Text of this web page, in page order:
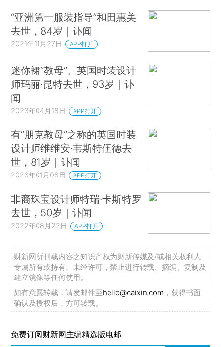
“亚洲第一服装指导”和田惠美
去世，84岁｜讣闻
2021年11月27日 APP打开
迷你裙“教母”、英国时装设计
师玛丽·昆特去世，93岁｜讣
闻
2023年04月18日 APP打开
有“朋克教母”之称的英国时装
设计师维维安·韦斯特伍德去
世，81岁｜讣闻
2023年01月08日 APP打开
非裔珠宝设计师特瑞·卡斯特罗
去世，50岁｜讣闻
2022年08月22日 APP打开
财新网所刊载内容之知识产权为财新传媒及/或相关权利人
专属所有或持有。未经许可，禁止进行转载、摘编、复制及
建立镜像等任何使用。
如有意愿转载，请发邮件至hello@caixin.com ，获得书面
确认及授权后，方可转载。
免费订阅财新网主编精选版电邮